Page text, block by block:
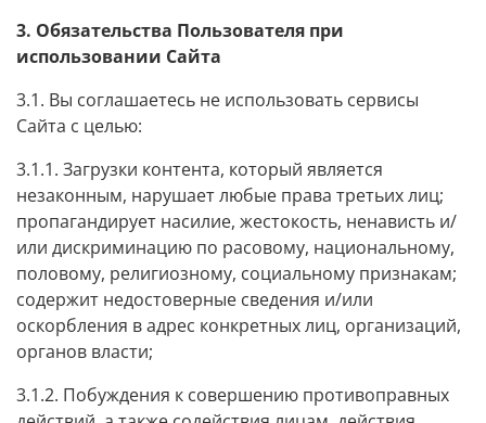
3. Обязательства Пользователя при
использовании Сайта
3.1. Вы соглашаетесь не использовать сервисы
Сайта с целью:
3.1.1. Загрузки контента, который является
незаконным, нарушает любые права третьих лиц;
пропагандирует насилие, жестокость, ненависть и/
или дискриминацию по расовому, национальному,
половому, религиозному, социальному признакам;
содержит недостоверные сведения и/или
оскорбления в адрес конкретных лиц, организаций,
органов власти;
3.1.2. Побуждения к совершению противоправных